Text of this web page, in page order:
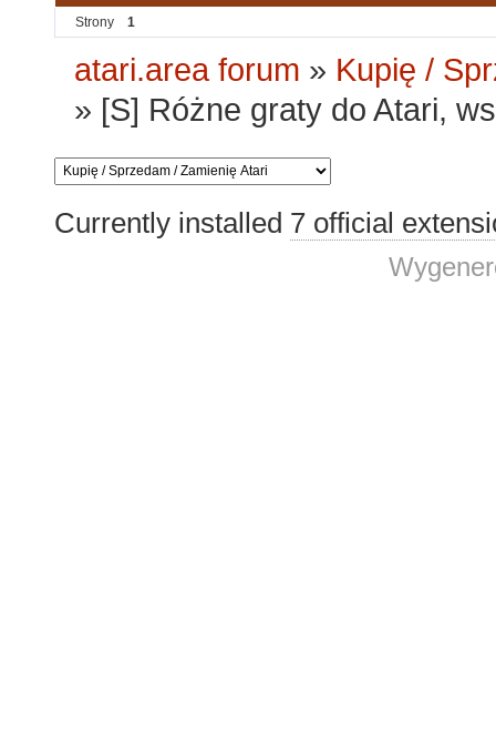
Strony 1
atari.area forum » Kupię /
» [S] Różne graty do Atari,
Currently installed 7 official